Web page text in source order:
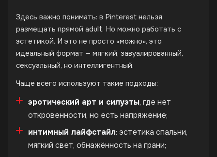
Здесь важно понимать: в Pinterest нельзя
размещать прямой adult. Но можно работать с
эстетикой. И это не просто «можно», это
идеальный формат — мягкий, завуалированный,
сексуальный, но интеллигентный.
Чаще всего используют такие подходы:
эротический арт и силуэты, где нет
откровенности, но есть напряжение;
интимный лайфстайл: эстетика спальни,
мягкий свет, обнажённость на грани;